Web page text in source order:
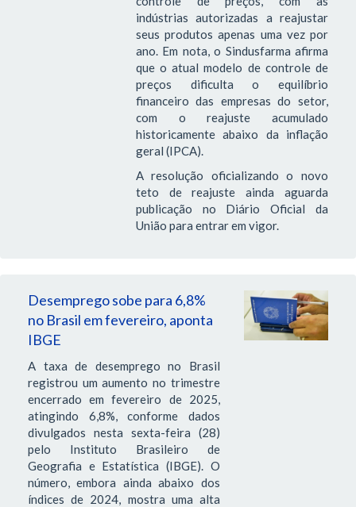
indústrias autorizadas a reajustar
seus produtos apenas uma vez por
ano. Em nota, o Sindusfarma afirma
que o atual modelo de controle de
preços dificulta o equilíbrio
financeiro das empresas do setor,
com o reajuste acumulado
historicamente abaixo da inflação
geral (IPCA).
A resolução oficializando o novo
teto de reajuste ainda aguarda
publicação no Diário Oficial da
União para entrar em vigor.
Desemprego sobe para 6,8%
no Brasil em fevereiro, aponta
IBGE
A taxa de desemprego no Brasil
registrou um aumento no trimestre
encerrado em fevereiro de 2025,
atingindo 6,8%, conforme dados
divulgados nesta sexta-feira (28)
pelo Instituto Brasileiro de
Geografia e Estatística (IBGE). O
número, embora ainda abaixo dos
índices de 2024, mostra uma alta